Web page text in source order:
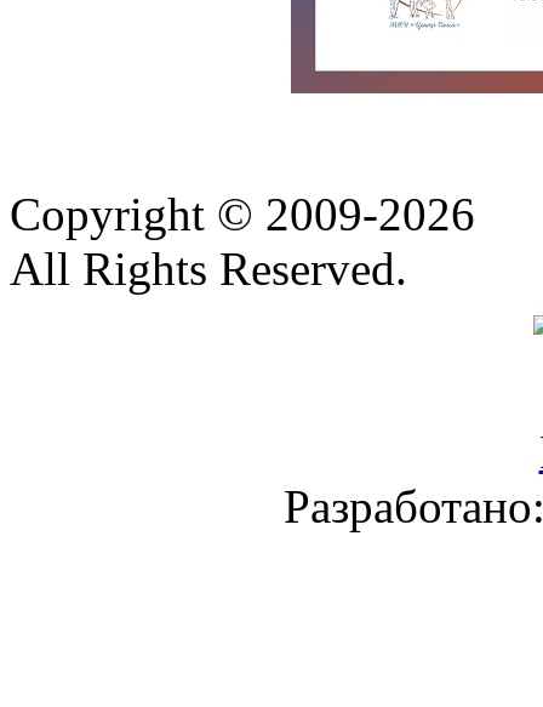
Copyright © 2009-2026
All Rights Reserved.